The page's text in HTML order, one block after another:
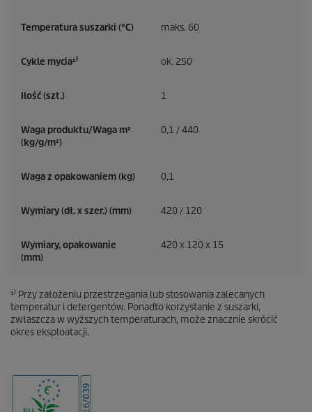
Temperatura suszarki (°C) maks. 60
Cykle mycia¹⁾ ok. 250
Ilość (szt.) 1
Waga produktu/Waga m²
(kg/g/m²)
0,1 / 440
Waga z opakowaniem (kg) 0,1
Wymiary (dł. x szer.) (mm) 420 / 120
Wymiary, opakowanie
(mm)
420 x 120 x 15
¹⁾ Przy założeniu przestrzegania lub stosowania zalecanych
temperatur i detergentów. Ponadto korzystanie z suszarki,
zwłaszcza w wyższych temperaturach, może znacznie skrócić
okres eksploatacji.